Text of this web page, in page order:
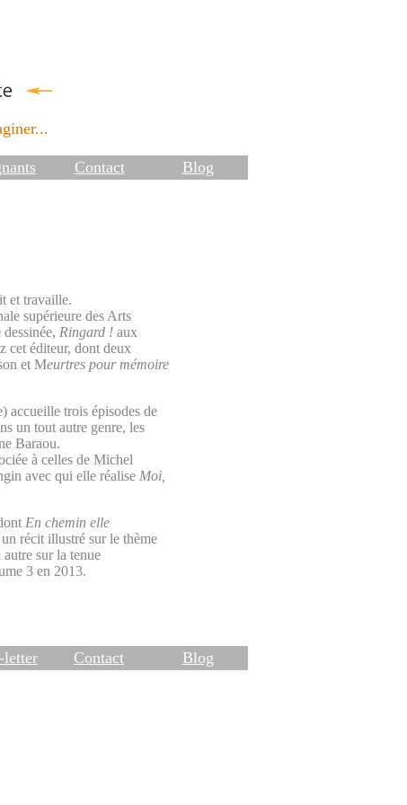
Contact Blog
et travaille.
supérieure des Arts
Ringard ! aux
cet éditeur, dont deux
et Meurtres pour mémoire
accueille trois épisodes de
un tout autre genre, les
Baraou.
à celles de Michel
avec qui elle réalise Moi,
En chemin elle
récit illustré sur le thème
sur la tenue
3 en 2013.
letter Contact Blog